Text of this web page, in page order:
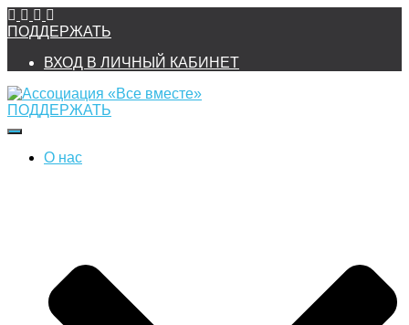
ПОДДЕРЖАТЬ
ВХОД В ЛИЧНЫЙ КАБИНЕТ
ПОДДЕРЖАТЬ
Переключить
навигацию
О нас